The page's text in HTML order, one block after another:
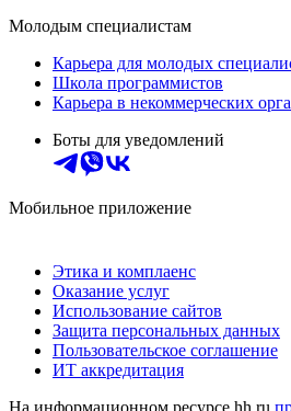
Молодым специалистам
Карьера для молодых
Школа программистов
Карьера в некоммерческих
Боты для уведомлений
Мобильное приложение
Этика и комплаенс
Оказание услуг
Использование сайтов
Защита персональных данных
Пользовательское соглашение
ИТ аккредитация